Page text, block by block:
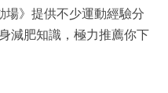
場》提供不少運動經驗分
減肥知識，極力推薦你下